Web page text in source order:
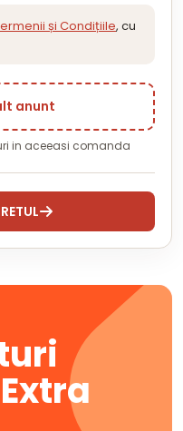
și Condițiile, cu
anunt
in aceeasi comanda